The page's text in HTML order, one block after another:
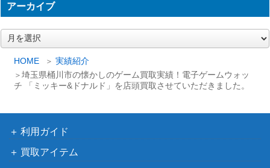
HOME
実績紹介
埼玉県桶川市の懐かしのゲーム買取実績！電子ゲームウォッ
チ 「ミッキー&ドナルド」を店頭買取させていただきました。
アーカイブ
ー
利用ガイド
買取アイテム